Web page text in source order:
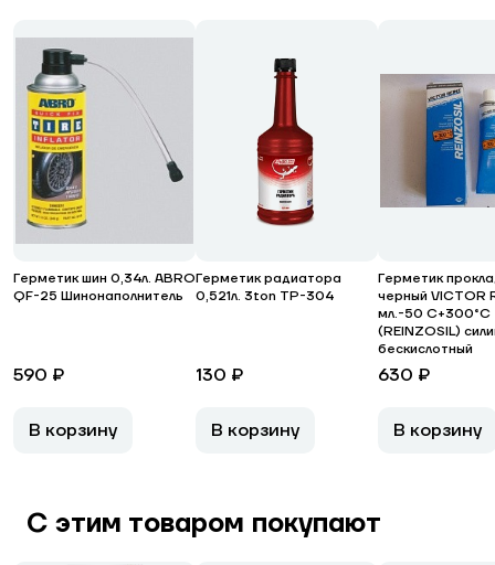
Герметик шин 0,34л. ABRO
QF-25 Шинонаполнитель
590 ₽
В корзину
Герметик радиатора
0,521л. 3ton ТР-304
130 ₽
В корзину
Герметик
черный VICTOR
мл.-50 С+300°С
(REINZOSIL)
бескислотный
630 ₽
В корзину
С этим товаром покупают